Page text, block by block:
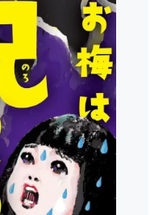
舞台・パ
フード・
アニメ・漫画
ビューテ